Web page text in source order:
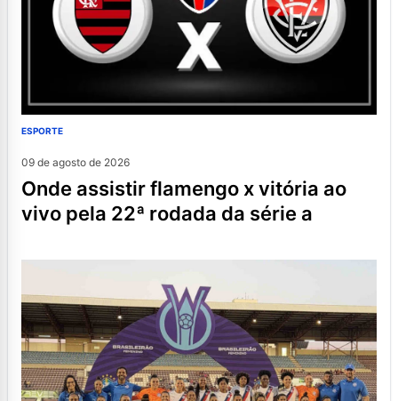
ESPORTE
09 de agosto de 2026
onde assistir flamengo x vitória ao
vivo pela 22ª rodada da série a